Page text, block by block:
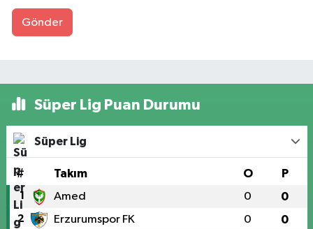
Gönder
Süper Lig Puan Durumu
Süper Lig
# Takım O P
1 Amed 0 0
2 Erzurumspor FK 0 0